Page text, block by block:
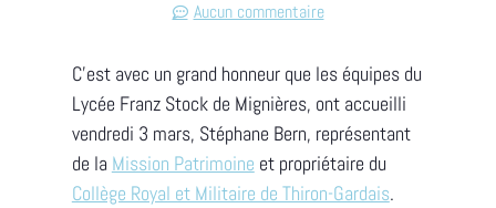
Aucun commentaire
C’est avec un grand honneur que les équipes du
Lycée Franz Stock de Mignières, ont accueilli
vendredi 3 mars, Stéphane Bern, représentant
de la Mission Patrimoine et propriétaire du
Collège Royal et Militaire de Thiron-Gardais.